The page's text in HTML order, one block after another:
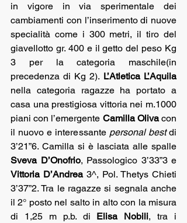
in vigore in via sperimentale dei
cambiamenti con l’inserimento di nuove
specialità come i 300 metri, il tiro del
giavellotto gr. 400 e il getto del peso Kg
3 per la categoria maschile(in
precedenza di Kg 2). L’Atletica L’Aquila
nella categoria ragazze ha portato a
casa una prestigiosa vittoria nei m.1000
piani con l’emergente Camilla Oliva con
il nuovo e interessante personal best di
Sveva D’Onofrio
Vittoria D’Andrea 3^, Pol. Thetys Chieti
3’37”2. Tra le ragazze si segnala anche
il 2° posto nel salto in alto con la misura
di 1,25 m p.b. di Elisa Nobili, tra i